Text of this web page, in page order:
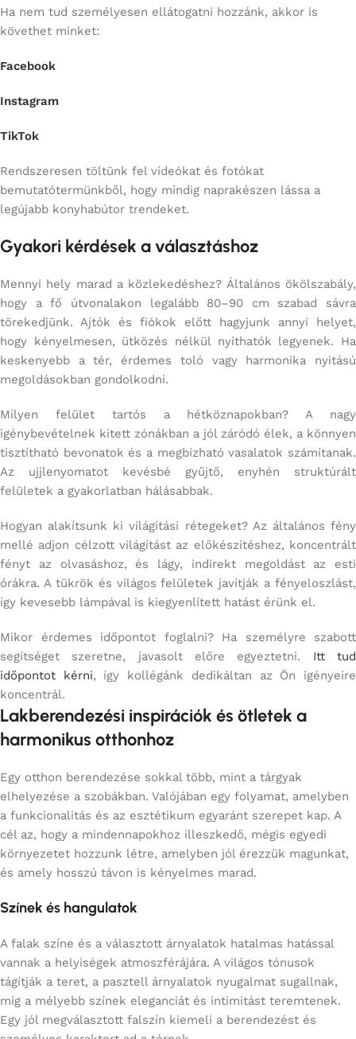
Ha nem tud személyesen ellátogatni hozzánk, akkor is
követhet minket:
Facebook
Instagram
TikTok
Rendszeresen töltünk fel videókat és fotókat
bemutatótermünkből, hogy mindig naprakészen lássa a
legújabb konyhabútor trendeket.
Gyakori kérdések a választáshoz
Mennyi hely marad a közlekedéshez? Általános ökölszabály,
hogy a fő útvonalakon legalább 80–90 cm szabad sávra
törekedjünk. Ajtók és fiókok előtt hagyjunk annyi helyet,
hogy kényelmesen, ütközés nélkül nyithatók legyenek. Ha
keskenyebb a tér, érdemes toló vagy harmonika nyitású
megoldásokban gondolkodni.
Milyen felület tartós a hétköznapokban? A nagy
igénybevételnek kitett zónákban a jól záródó élek, a könnyen
tisztítható bevonatok és a megbízható vasalatok számítanak.
Az ujjlenyomatot kevésbé gyűjtő, enyhén struktúrált
felületek a gyakorlatban hálásabbak.
Hogyan alakítsunk ki világítási rétegeket? Az általános fény
mellé adjon célzott világítást az előkészítéshez, koncentrált
fényt az olvasáshoz, és lágy, indirekt megoldást az esti
órákra. A tükrök és világos felületek javítják a fényeloszlást,
így kevesebb lámpával is kiegyenlített hatást érünk el.
Mikor érdemes időpontot foglalni? Ha személyre szabott
segítséget szeretne, javasolt előre egyeztetni. Itt tud
időpontot kérni, így kollégánk dedikáltan az Ön igényeire
koncentrál.
Lakberendezési inspirációk és ötletek a
harmonikus otthonhoz
Egy otthon berendezése sokkal több, mint a tárgyak
elhelyezése a szobákban. Valójában egy folyamat, amelyben
a funkcionalitás és az esztétikum egyaránt szerepet kap. A
cél az, hogy a mindennapokhoz illeszkedő, mégis egyedi
környezetet hozzunk létre, amelyben jól érezzük magunkat,
és amely hosszú távon is kényelmes marad.
Színek és hangulatok
A falak színe és a választott árnyalatok hatalmas hatással
vannak a helyiségek atmoszférájára. A világos tónusok
tágítják a teret, a pasztell árnyalatok nyugalmat sugallnak,
míg a mélyebb színek eleganciát és intimitást teremtenek.
Egy jól megválasztott falszín kiemeli a berendezést és